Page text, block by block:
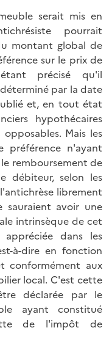
serait mis en
pourrait
montant global de
sur le prix de
précisé qu'il
par la date
et, en tout état
hypothécaires
Mais les
n'ayant
remboursement de
débiteur, selon les
librement
sauraient avoir une
intrinsèque de cet
dans les
à-dire en fonction
conformément aux
local. C'est cette
déclarée par le
ayant constitué
de l'impôt de